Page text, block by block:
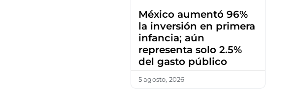
México aumentó 96%
la inversión en primera
infancia; aún
representa solo 2.5%
del gasto público
5 agosto, 2026